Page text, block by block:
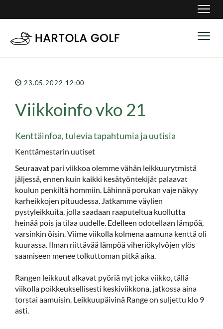
23.05.2022 12:00
Viikkoinfo vko 21
Kenttäinfoa, tulevia tapahtumia ja uutisia
Kenttämestarin uutiset
Seuraavat pari viikkoa olemme vähän leikkuurytmistä
jäljessä, ennen kuin kaikki kesätyöntekijät palaavat
koulun penkiltä hommiin. Lähinnä porukan vaje näkyy
karheikkojen pituudessa. Jatkamme väylien
pystyleikkuita, jolla saadaan raaputeltua kuollutta
heinää pois ja tilaa uudelle. Edelleen odotellaan lämpöä,
varsinkin öisin. Viime viikolla kolmena aamuna kenttä oli
kuurassa. Ilman riittävää lämpöä viheriökylvöjen ylös
saamiseen menee tolkuttoman pitkä aika.
Rangen leikkuut alkavat pyöriä nyt joka viikko, tällä
viikolla poikkeuksellisesti keskiviikkona, jatkossa aina
torstai aamuisin. Leikkuupäivinä Range on suljettu klo 9
asti.